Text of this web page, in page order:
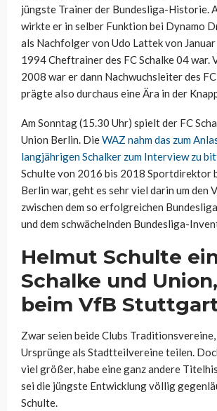
jüngste Trainer der Bundesliga-Historie.
wirkte er in selber Funktion bei Dynamo
als Nachfolger von Udo Lattek von
1994 Cheftrainer des FC Schalke 04 war.
2008 war er dann Nachwuchsleiter des
prägte also durchaus eine Ära in der
Am Sonntag (15.30 Uhr) spielt der FC
Union Berlin. DieWAZ nahm das zum
langjährigen Schalker zum Interview zu
Schulte von 2016 bis 2018 Sportdirektor
Berlin war, geht es sehr viel darin um den
zwischen dem so erfolgreichen
und dem schwächelnden Bundesliga-
Helmut Schulte
Schalke und
beim VfB
Zwar seien beide Clubs
Ursprünge als Stadtteilvereine teilen.
viel größer, habe eine ganz andere
sei die jüngste Entwicklung völlig
Schulte.